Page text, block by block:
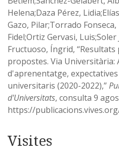
Helena;Daza Pérez,
Gazo, Pilar;Torrado
Fidel;Ortiz Gervasi,
Fructuoso, Íngrid,
propostes. Via Universitària:
d'aprenentatge,
universitaris (2020-2022),”
d'Universitats, consulta 9
https://